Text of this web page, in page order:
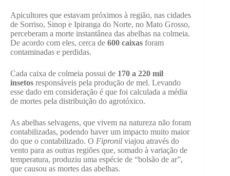
Apicultores que estavam próximos à região, nas cidades
de Sorriso, Sinop e Ipiranga do Norte, no Mato Grosso,
perceberam a morte instantânea das abelhas na colmeia.
De acordo com eles, cerca de 600 caixas foram
contaminadas e perdidas.
Cada caixa de colmeia possui de 170 a 220 mil
insetos responsáveis pela produção de mel. Levando
esse dado em consideração é que foi calculada a média
de mortes pela distribuição do agrotóxico.
As abelhas selvagens, que vivem na natureza não foram
contabilizadas, podendo haver um impacto muito maior
do que o contabilizado. O Fipronil viajou através do
vento para as outras regiões que, somado à variação de
temperatura, produziu uma espécie de “bolsão de ar”,
que causou as mortes das abelhas.